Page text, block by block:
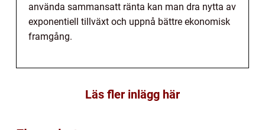
använda sammansatt ränta kan man dra nytta av
exponentiell tillväxt och uppnå bättre ekonomisk
framgång.
Läs fler inlägg här